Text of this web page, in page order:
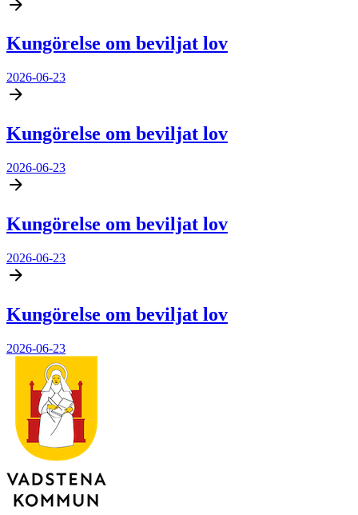
Kungörelse om beviljat lov
2026-06-23
Kungörelse om beviljat lov
2026-06-23
Kungörelse om beviljat lov
2026-06-23
Kungörelse om beviljat lov
2026-06-23